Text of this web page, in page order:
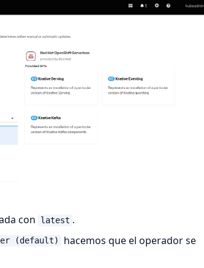
con latest .
(default)
hacemos que el operador se